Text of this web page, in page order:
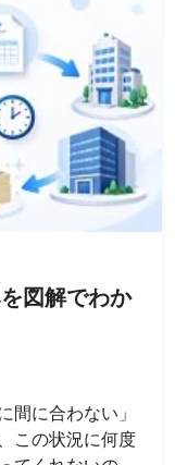
図解でわか
間に合わない」
この状況に何度